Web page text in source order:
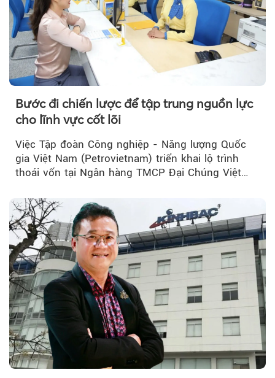
Theo Sở hữu trí
Bước đi chiến lược để tập trung nguồn lực
cho lĩnh vực cốt lõi
Việc Tập đoàn Công nghiệp - Năng lượng Quốc
gia Việt Nam (Petrovietnam) triển khai lộ trình
thoái vốn tại Ngân hàng TMCP Đại Chúng Việt